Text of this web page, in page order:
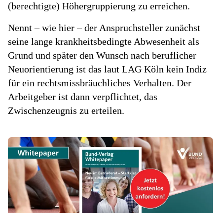
(berechtigte) Höhergruppierung zu erreichen.
Nennt – wie hier – der Anspruchsteller zunächst
seine lange krankheitsbedingte Abwesenheit als
Grund und später den Wunsch nach beruflicher
Neuorientierung ist das laut LAG Köln kein Indiz
für ein rechtsmissbräuchliches Verhalten. Der
Arbeitgeber ist dann verpflichtet, das
Zwischenzeugnis zu erteilen.